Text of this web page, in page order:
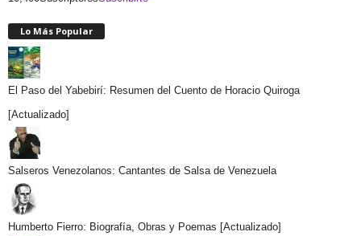
Lo Más Popular
El Paso del Yabebirí: Resumen del Cuento de Horacio Quiroga
[Actualizado]
Salseros Venezolanos: Cantantes de Salsa de Venezuela
Humberto Fierro: Biografía, Obras y Poemas [Actualizado]